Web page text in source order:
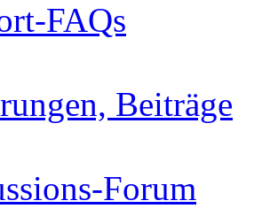
FAQs
Beiträge
Forum